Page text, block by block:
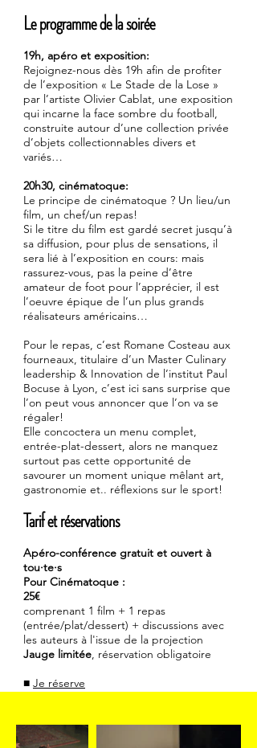
Le programme de la soirée
19h, apéro et exposition:
Rejoignez-nous dès 19h afin de profiter
de l’exposition « Le Stade de la Lose »
par l’artiste Olivier Cablat, une exposition
qui incarne la face sombre du football,
construite autour d’une collection privée
d’objets collectionnables divers et
variés…
20h30, cinématoque:
Le principe de cinématoque ? Un lieu/un
film, un chef/un repas!
Si le titre du film est gardé secret jusqu’à
sa diffusion, pour plus de sensations, il
sera lié à l’exposition en cours: mais
rassurez-vous, pas la peine d’être
amateur de foot pour l’apprécier, il est
l’oeuvre épique de l’un plus grands
réalisateurs américains…
Pour le repas, c’est Romane Costeau aux
fourneaux, titulaire d’un Master Culinary
leadership & Innovation de l’institut Paul
Bocuse à Lyon, c’est ici sans surprise que
l’on peut vous annoncer que l’on va se
régaler!
Elle concoctera un menu complet,
entrée-plat-dessert, alors ne manquez
surtout pas cette opportunité de
savourer un moment unique mêlant art,
gastronomie et.. réflexions sur le sport!
Tarif et réservations
Apéro-conférence gratuit et ouvert à
tou·te·s
Pour Cinématoque :
25€
comprenant 1 film + 1 repas
(entrée/plat/dessert) + discussions avec
les auteurs à l'issue de la projection
Jauge limitée, réservation obligatoire
■ Je réserve